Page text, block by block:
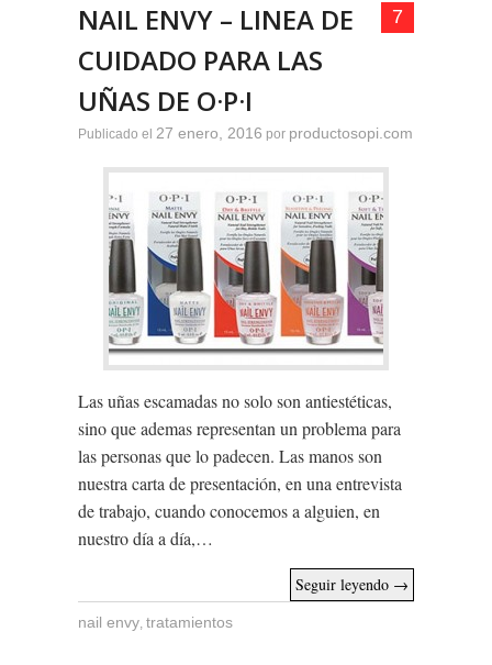
7
NAIL ENVY – LINEA DE
CUIDADO PARA LAS
UÑAS DE O·P·I
Publicado el 27 enero, 2016 por productosopi.com
Las uñas escamadas no solo son antiestéticas,
sino que ademas representan un problema para
las personas que lo padecen. Las manos son
nuestra carta de presentación, en una entrevista
de trabajo, cuando conocemos a alguien, en
nuestro día a día,…
Seguir leyendo →
nail envy ,tratamientos